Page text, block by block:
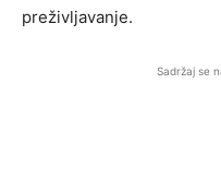
preživljavanje.
Sadržaj se